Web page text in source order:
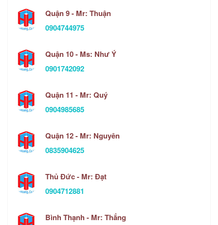
Quận 9 - Mr: Thuận
0904744975
Quận 10 - Ms: Như Ý
0901742092
Quận 11 - Mr: Quý
0904985685
Quận 12 - Mr: Nguyên
0835904625
Thủ Đức - Mr: Đạt
0904712881
Bình Thạnh - Mr: Thắng